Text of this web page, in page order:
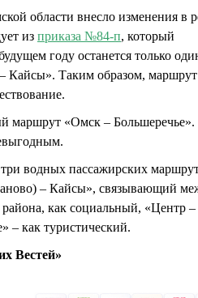
области внесло изменения в
из приказа №84-п, который
году останется только
Кайсы». Таким образом, маршрут
маршрут «Омск – Большеречье».
водных пассажирских
– Кайсы», связывающий
как социальный, «Центр –
– как туристический.
Вестей»